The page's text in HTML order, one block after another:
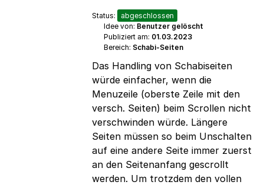
Status:
abgeschlossen
Idee von: Benutzer gelöscht
Publiziert am: 01.03.2023
Bereich: Schabi-Seiten
Das Handling von Schabiseiten
würde einfacher, wenn die
Menuzeile (oberste Zeile mit den
versch. Seiten) beim Scrollen nicht
verschwinden würde. Längere
Seiten müssen so beim Unschalten
auf eine andere Seite immer zuerst
an den Seitenanfang gescrollt
werden. Um trotzdem den vollen